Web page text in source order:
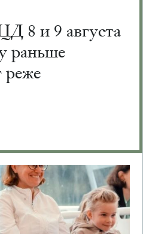
8 и 9 августа
раньше
реже